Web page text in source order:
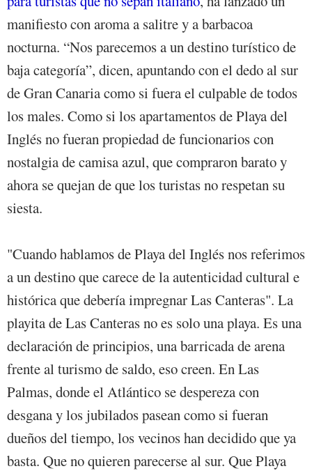
manifiesto con aroma a salitre y a barbacoa
nocturna. “Nos parecemos a un destino turístico de
baja categoría”, dicen, apuntando con el dedo al sur
de Gran Canaria como si fuera el culpable de todos
los males. Como si los apartamentos de Playa del
Inglés no fueran propiedad de funcionarios con
nostalgia de camisa azul, que compraron barato y
ahora se quejan de que los turistas no respetan su
siesta.
"Cuando hablamos de Playa del Inglés nos referimos
a un destino que carece de la autenticidad cultural e
histórica que debería impregnar Las Canteras". La
playita de Las Canteras no es solo una playa. Es una
declaración de principios, una barricada de arena
frente al turismo de saldo, eso creen. En Las
Palmas, donde el Atlántico se despereza con
desgana y los jubilados pasean como si fueran
dueños del tiempo, los vecinos han decidido que ya
basta. Que no quieren parecerse al sur. Que Playa